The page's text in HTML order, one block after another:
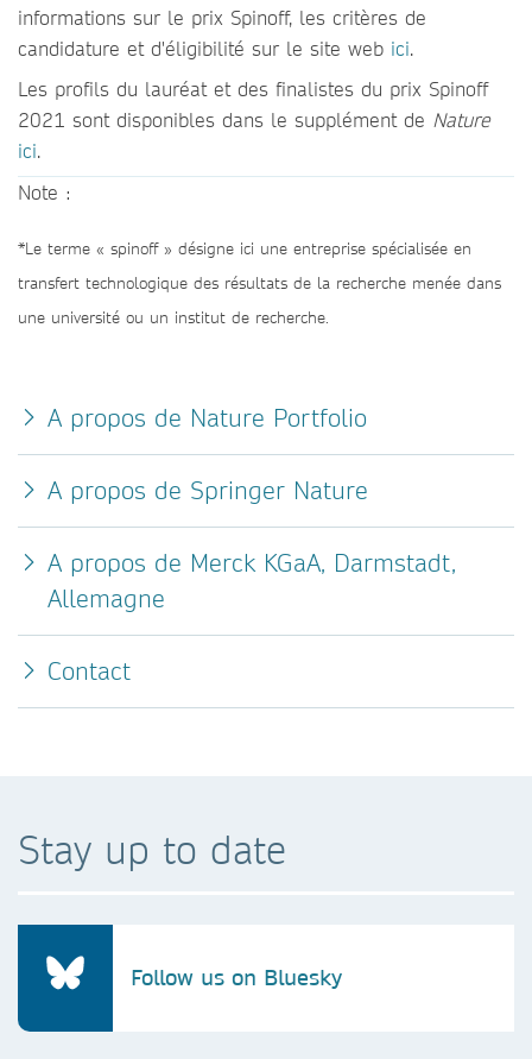
informations sur le prix Spinoff, les critères de
candidature et d'éligibilité sur le site web ici.
Les profils du lauréat et des finalistes du prix Spinoff
2021 sont disponibles dans le supplément de Nature
ici.
Note :
*Le terme « spinoff » désigne ici une entreprise spécialisée en
transfert technologique des résultats de la recherche menée dans
une université ou un institut de recherche.
A propos de Nature Portfolio
A propos de Springer Nature
A propos de Merck KGaA, Darmstadt,
Allemagne
Contact
Stay up to date
Follow us on Bluesky